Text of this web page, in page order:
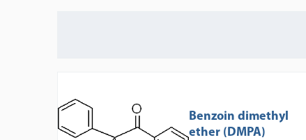
Benzoin dimethyl
ether (DMPA)